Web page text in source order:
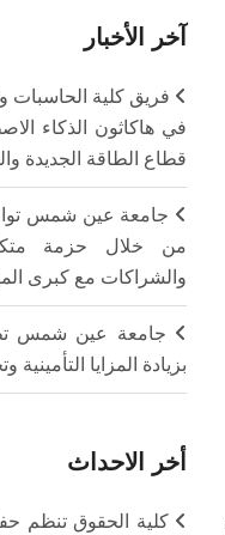
آخر الأخبار
فريق كلية الحاسبات
في هاكاثون الذكاء
قطاع الطاقة الجديدة
جامعة عين شمس
من خلال حزمة
والشراكات مع كبرى
جامعة عين شمس
بزيادة المزايا
أخر الاحداث
كلية الحقوق تنظم